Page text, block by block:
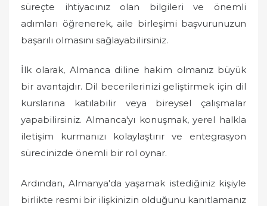
süreçte ihtiyacınız olan bilgileri ve önemli
adımları öğrenerek, aile birleşimi başvurunuzun
başarılı olmasını sağlayabilirsiniz.
İlk olarak, Almanca diline hakim olmanız büyük
bir avantajdır. Dil becerilerinizi geliştirmek için dil
kurslarına katılabilir veya bireysel çalışmalar
yapabilirsiniz. Almanca'yı konuşmak, yerel halkla
iletişim kurmanızı kolaylaştırır ve entegrasyon
sürecinizde önemli bir rol oynar.
Ardından, Almanya'da yaşamak istediğiniz kişiyle
birlikte resmi bir ilişkinizin olduğunu kanıtlamanız